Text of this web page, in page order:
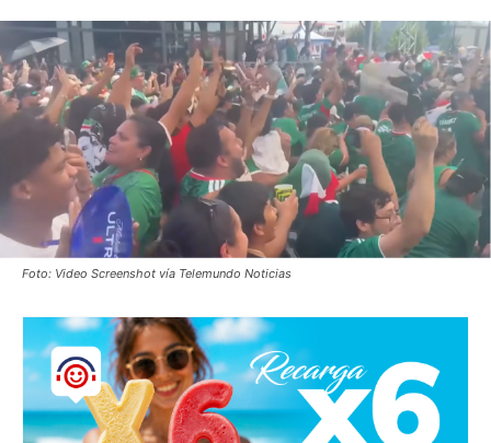
Foto: Video Screenshot vía Telemundo Noticias